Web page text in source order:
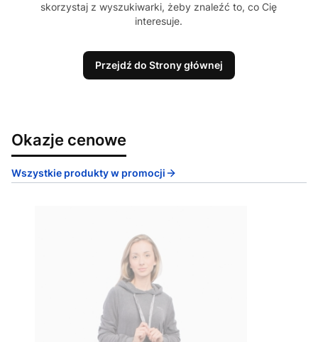
skorzystaj z wyszukiwarki, żeby znaleźć to, co Cię
interesuje.
Przejdź do Strony głównej
Okazje cenowe
Wszystkie produkty w promocji